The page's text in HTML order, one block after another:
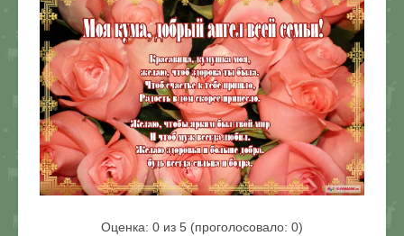
Оценка: 0 из 5 (проголосовало: 0)